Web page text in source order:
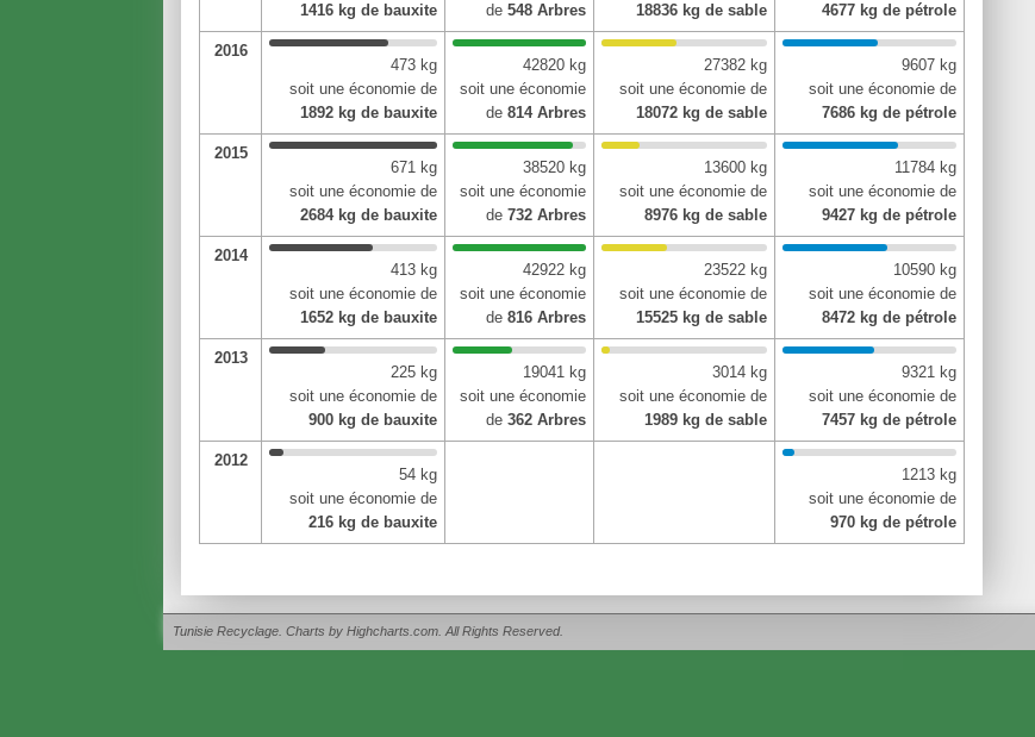
1416 kg de bauxite
de548 Arbres
18836 kg de sable
4677 kg de pétrole
2016
473 kg
soit une économie de
1892 kg de bauxite
42820 kg
soit une économie
de814 Arbres
27382 kg
soit une économie de
18072 kg de sable
9607 kg
soit une économie de
7686 kg de pétrole
2015
671 kg
soit une économie de
2684 kg de bauxite
38520 kg
soit une économie
de732 Arbres
13600 kg
soit une économie de
8976 kg de sable
11784 kg
soit une économie de
9427 kg de pétrole
2014
413 kg
soit une économie de
1652 kg de bauxite
42922 kg
soit une économie
de816 Arbres
23522 kg
soit une économie de
15525 kg de sable
10590 kg
soit une économie de
8472 kg de pétrole
2013
225 kg
soit une économie de
900 kg de bauxite
19041 kg
soit une économie
de362 Arbres
3014 kg
soit une économie de
1989 kg de sable
9321 kg
soit une économie de
7457 kg de pétrole
2012
54 kg
soit une économie de
216 kg de bauxite
1213 kg
soit une économie de
970 kg de pétrole
Tunisie Recyclage. Charts by Highcharts.com. All Rights Reserved.